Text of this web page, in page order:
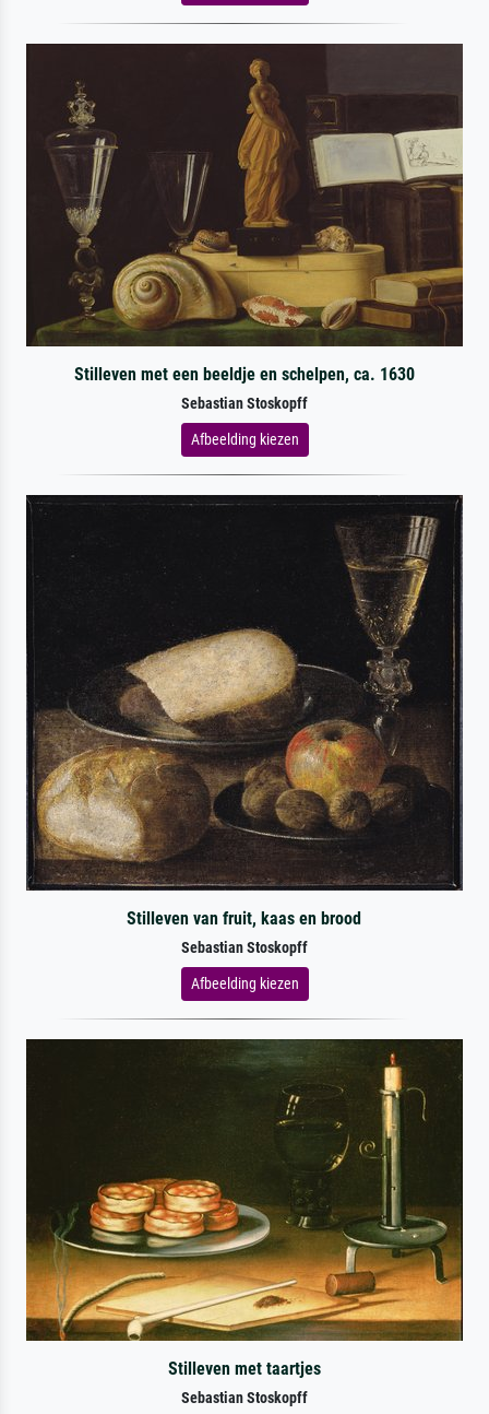
Stilleven met een beeldje en schelpen, ca. 1630
Sebastian Stoskopff
Afbeelding kiezen
Stilleven van fruit, kaas en brood
Sebastian Stoskopff
Afbeelding kiezen
Stilleven met taartjes
Sebastian Stoskopff